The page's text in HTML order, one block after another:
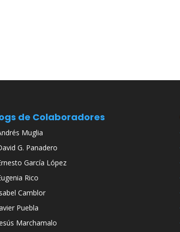
de Colaboradores
Muglia
G. Panadero
García López
Rico
Camblor
Puebla
Marchamalo